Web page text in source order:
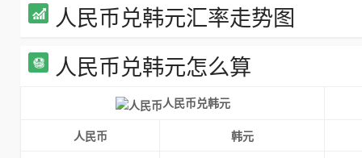
人民币兑韩元汇率走势图
人民币兑韩元怎么算
人民币兑韩元
人民币
韩元